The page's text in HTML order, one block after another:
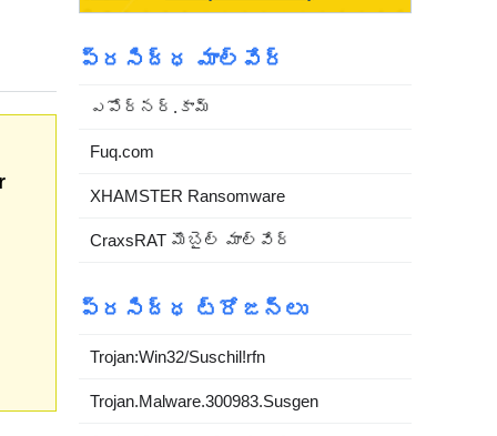
ప్రసిద్ధ మాల్వేర్
ఎపోర్నర్.కామ్
Fuq.com
XHAMSTER Ransomware
CraxsRAT మొబైల్ మాల్వేర్
ప్రసిద్ధ ట్రోజన్లు
Trojan:Win32/Suschil!rfn
Trojan.Malware.300983.Susgen